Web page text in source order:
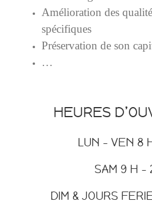
Amélioration des
spécifiques
Préservation de son
…
HEURES
LUN – VEN 8
SAM 9 H –
DIM & JOURS